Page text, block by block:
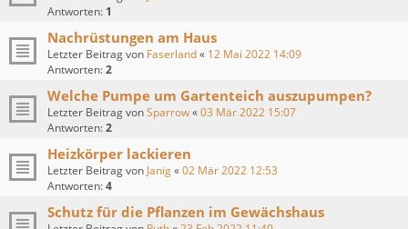
Antworten: 1
Nachrüstungen am Haus
Letzter Beitrag von Faserland« 12 Mai 2022 14:09
Antworten:2
Welche Pumpe um Gartenteich auszupumpen?
Letzter Beitrag vonSparrow«03 Mär 2022 15:07
Antworten:2
Heizkörper lackieren
Letzter Beitrag von Janig«02 Mär 2022 12:53
Antworten:4
Schutz für die Pflanzen im Gewächshaus